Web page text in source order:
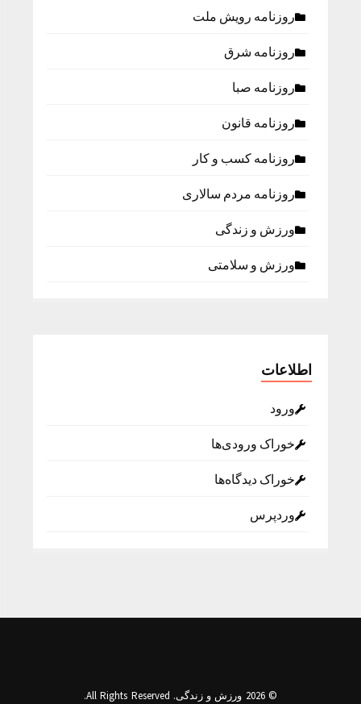
روزنامه رویش ملت
روزنامه شرق
روزنامه صبا
روزنامه قانون
روزنامه كسب و كار
روزنامه مردم سالاری
ورزش و زندگی
ورزش و سلامتی
اطلاعات
ورود
خوراک ورودی‌ها
خوراک دیدگاه‌ها
وردپرس
© 2026 ورزش و زندگی. All Rights Reserved.